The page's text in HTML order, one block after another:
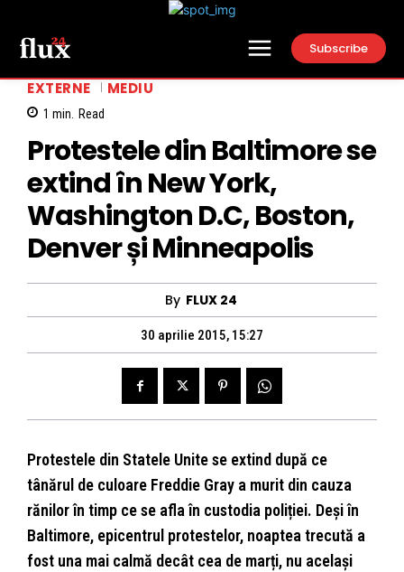
Subscribe
EXTERNE MEDIU
1 min. Read
Protestele din Baltimore se
extind în New York,
Washington D.C, Boston,
Denver și Minneapolis
By FLUX 24
30 aprilie 2015, 15:27
Protestele din Statele Unite se extind după ce
tânărul de culoare Freddie Gray a murit din cauza
rănilor în timp ce se afla în custodia poliției. Deși în
Baltimore, epicentrul protestelor, noaptea trecută a
fost una mai calmă decât cea de marți, nu același